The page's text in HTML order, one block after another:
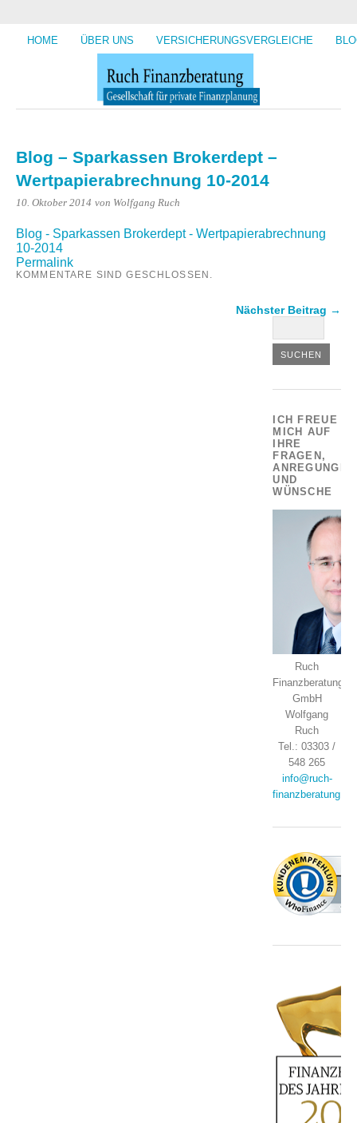
HOME ÜBER UNS VERSICHERUNGSVERGLEICHE
Blog – Sparkassen Brokerdept –
Wertpapierabrechnung 10-2014
10. Oktober 2014 von Wolfgang Ruch
Blog - Sparkassen Brokerdept - Wertpapierabrechnung
10-2014
Permalink
KOMMENTARE SIND GESCHLOSSEN.
Nächster Beitrag →
ICH FREUE
MICH AUF
IHRE
FRAGEN,
ANREGUNGEN
UND
WÜNSCHE
Ruch
Finanzberatung
GmbH
Wolfgang
Ruch
Tel.: 03303 /
548 265
info@ruch-
finanzberatung.de